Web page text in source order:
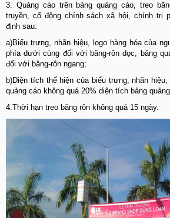
3. Quảng cáo trên bảng quảng cáo, treo
truyền, cổ động chính sách xã hội, chính trị
định sau:
a)Biểu trưng, nhãn hiệu, logo hàng hóa của
phía dưới cùng đối với băng-rôn dọc, bảng
đối với băng-rôn ngang;
b)Diện tích thể hiện của biểu trưng, nhãn
quảng cáo không quá 20% diện tích bảng
4.Thời hạn treo băng rôn không quá 15 ngày.